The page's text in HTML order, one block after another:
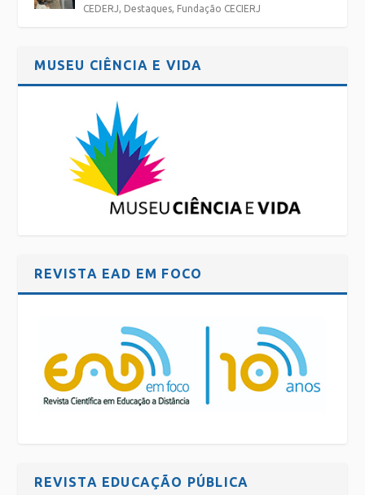
CEDERJ, Destaques, Fundação CECIERJ
MUSEU CIÊNCIA E VIDA
REVISTA EAD EM FOCO
REVISTA EDUCAÇÃO PÚBLICA